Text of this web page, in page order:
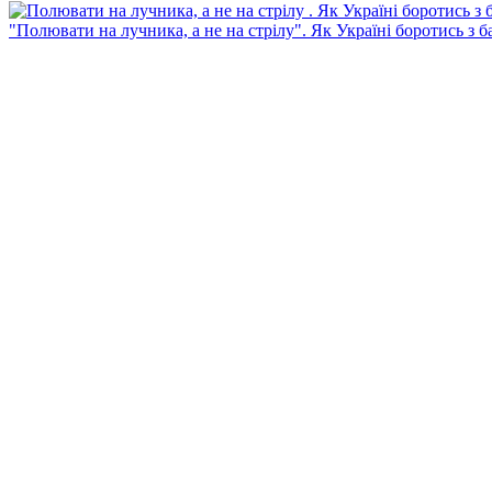
"Полювати на лучника, а не на стрілу". Як Україні боротись з